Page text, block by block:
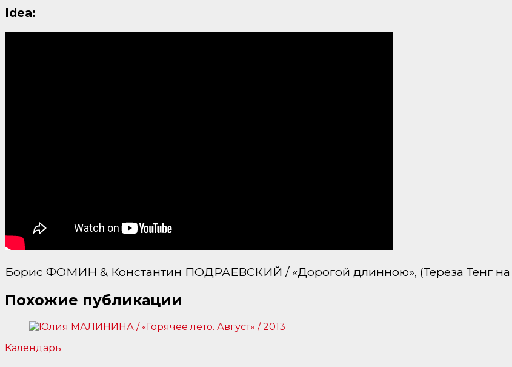
Idea:
Борис ФОМИН & Константин ПОДРАЕВСКИЙ / «Дорогой длинною», (Тереза Тенг на
Похожие публикации
Календарь